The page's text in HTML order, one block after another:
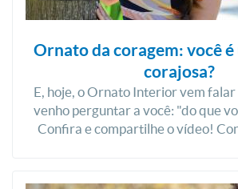
Ornato da coragem: você é
corajosa?
E, hoje, o Ornato Interior vem falar
venho perguntar a você: "do que
Confira e compartilhe o vídeo!